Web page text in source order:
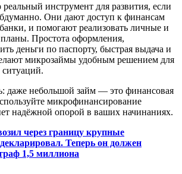
инструмент для развития, если
Они дают доступ к финансам
и помогают реализовать личные и
Простота оформления,
деньги по паспорту, быстрая выдача и
микрозаймы удобным решением для
даже небольшой займ — это финансовая
микрофинансирование
надёжной опорой в ваших начинаниях.
через границу крупные
Теперь он должен
1,5 миллиона